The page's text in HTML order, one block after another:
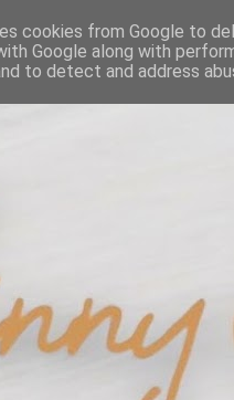
cookies from Google to
Google along with
to detect and address